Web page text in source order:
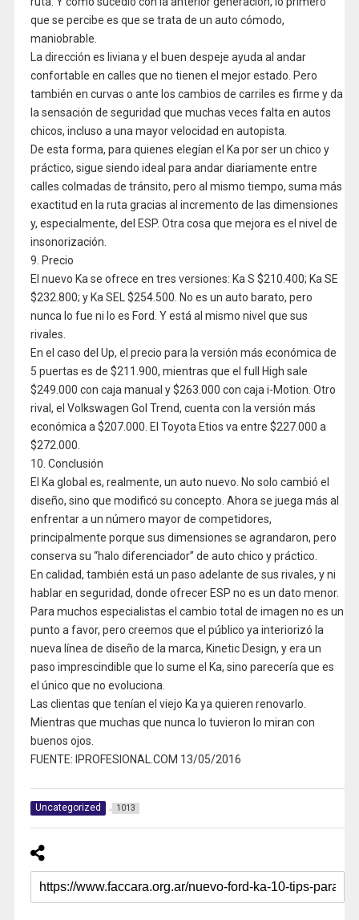
que se percibe es que se trata de un auto cómodo,
maniobrable.
La dirección es liviana y el buen despeje ayuda al andar
confortable en calles que no tienen el mejor estado. Pero
también en curvas o ante los cambios de carriles es firme y da
la sensación de seguridad que muchas veces falta en autos
chicos, incluso a una mayor velocidad en autopista.
De esta forma, para quienes elegían el Ka por ser un chico y
práctico, sigue siendo ideal para andar diariamente entre
calles colmadas de tránsito, pero al mismo tiempo, suma más
exactitud en la ruta gracias al incremento de las dimensiones
y, especialmente, del ESP. Otra cosa que mejora es el nivel de
insonorización.
9. Precio
El nuevo Ka se ofrece en tres versiones: Ka S $210.400; Ka SE
$232.800; y Ka SEL $254.500. No es un auto barato, pero
nunca lo fue ni lo es Ford. Y está al mismo nivel que sus
rivales.
En el caso del Up, el precio para la versión más económica de
5 puertas es de $211.900, mientras que el full High sale
$249.000 con caja manual y $263.000 con caja i-Motion. Otro
rival, el Volkswagen Gol Trend, cuenta con la versión más
económica a $207.000. El Toyota Etios va entre $227.000 a
$272.000.
10. Conclusión
El Ka global es, realmente, un auto nuevo. No solo cambió el
diseño, sino que modificó su concepto. Ahora se juega más al
enfrentar a un número mayor de competidores,
principalmente porque sus dimensiones se agrandaron, pero
conserva su “halo diferenciador” de auto chico y práctico.
En calidad, también está un paso adelante de sus rivales, y ni
hablar en seguridad, donde ofrecer ESP no es un dato menor.
Para muchos especialistas el cambio total de imagen no es un
punto a favor, pero creemos que el público ya interiorizó la
nueva línea de diseño de la marca, Kinetic Design, y era un
paso imprescindible que lo sume el Ka, sino parecería que es
el único que no evoluciona.
Las clientas que tenían el viejo Ka ya quieren renovarlo.
Mientras que muchas que nunca lo tuvieron lo miran con
buenos ojos.
FUENTE: IPROFESIONAL.COM 13/05/2016
Uncategorized 1013